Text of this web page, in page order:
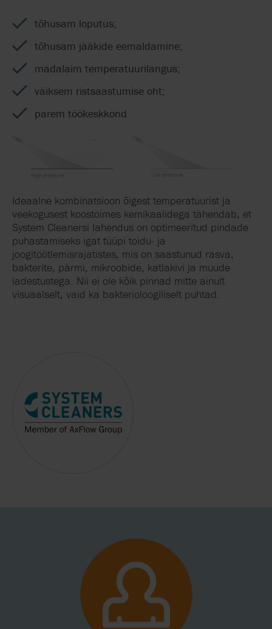
tõhusam loputus;
tõhusam jääkide eemaldamine;
madalaim temperatuurilangus;
väiksem ristsaastumise oht;
parem töökeskkond
Ideaalne kombinatsioon õigest temperatuurist ja
veekogusest koostoimes kemikaalidega tähendab, et
System Cleanersi lahendus on optimeeritud pindade
puhastamiseks igat tüüpi toidu- ja
joogitöötlemisrajatistes, mis on saastunud rasva,
bakterite, pärmi, mikroobide, katlakivi ja muude
ladestustega. Nii ei ole kõik pinnad mitte ainult
visuaalselt, vaid ka bakterioloogiliselt puhtad.